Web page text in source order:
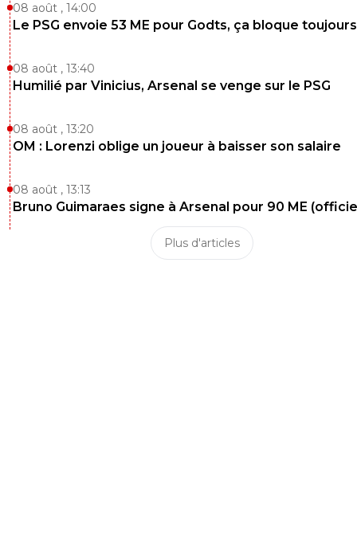
08 août , 14:00
Le PSG envoie 53 ME pour Godts, ça bloque toujours
08 août , 13:40
Humilié par Vinicius, Arsenal se venge sur le PSG
08 août , 13:20
OM : Lorenzi oblige un joueur à baisser son salaire
08 août , 13:13
Bruno Guimaraes signe à Arsenal pour 90 ME
Plus d'articles